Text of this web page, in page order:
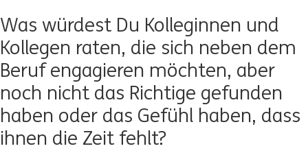
Was würdest Du Kolleginnen und
Kollegen raten, die sich neben dem
Beruf engagieren möchten, aber
noch nicht das Richtige gefunden
haben oder das Gefühl haben, dass
ihnen die Zeit fehlt?